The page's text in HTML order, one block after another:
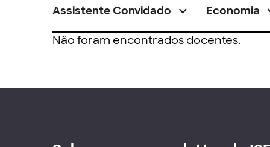
Assistente Convidado Economia
Não foram encontrados docentes.